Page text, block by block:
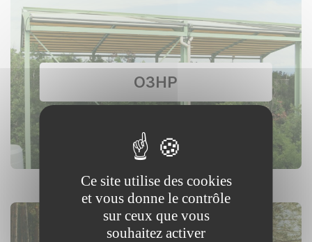
O3HP
Ce site utilise des cookies
et vous donne le contrôle
sur ceux que vous
souhaitez activer